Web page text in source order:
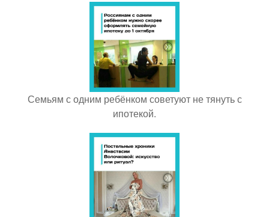
Семьям с одним ребёнком советуют не тянуть с
ипотекой.